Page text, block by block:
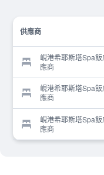
供應商
峴港希耶斯塔Spa
應商
峴港希耶斯塔Spa
應商
峴港希耶斯塔Spa
應商